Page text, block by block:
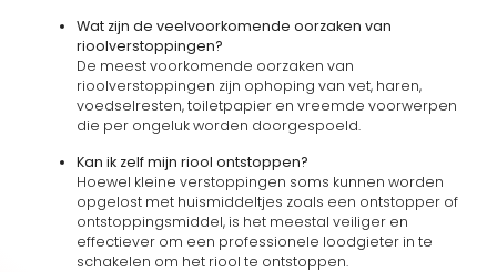
Wat zijn de veelvoorkomende oorzaken van
rioolverstoppingen?
De meest voorkomende oorzaken van
rioolverstoppingen zijn ophoping van vet, haren,
voedselresten, toiletpapier en vreemde voorwerpen
die per ongeluk worden doorgespoeld.
Kan ik zelf mijn riool ontstoppen?
Hoewel kleine verstoppingen soms kunnen worden
opgelost met huismiddeltjes zoals een ontstopper of
ontstoppingsmiddel, is het meestal veiliger en
effectiever om een professionele loodgieter in te
schakelen om het riool te ontstoppen.